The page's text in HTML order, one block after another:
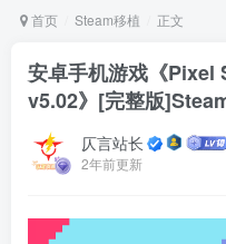
首页 Steam移植 正文
安卓手机游戏《Pixel
v5.02》[完整版
仄言站长
2年前更新